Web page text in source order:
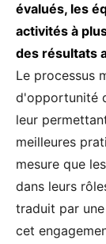
évalués, les
activités à
des résultats
Le processus
d'opportunité
leur
meilleures
mesure que
dans leurs
traduit par
cet